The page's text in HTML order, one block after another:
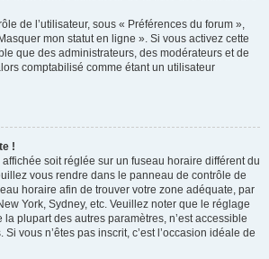
de l’utilisateur, sous « Préférences du forum »,
mon statut en ligne ». Si vous activez cette
que des administrateurs, des modérateurs et de
comptabilisé comme étant un utilisateur
!
affichée soit réglée sur un fuseau horaire différent du
vous rendre dans le panneau de contrôle de
horaire afin de trouver votre zone adéquate, par
York, Sydney, etc. Veuillez noter que le réglage
plupart des autres paramètres, n’est accessible
vous n’êtes pas inscrit, c’est l’occasion idéale de